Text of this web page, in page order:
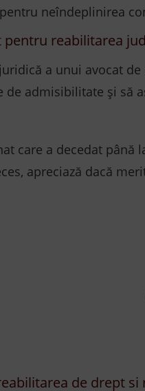
neîndeplinirea
reabilitarea
a unui avocat
de admisibilitate și să
care a decedat
apreciază dacă
de drept